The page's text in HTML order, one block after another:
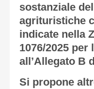
sostanziale
agrituristiche
indicate nella
1076/2025
all’Allegato B
Si propone